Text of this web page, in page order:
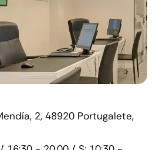
2, 48920 Portugalete,